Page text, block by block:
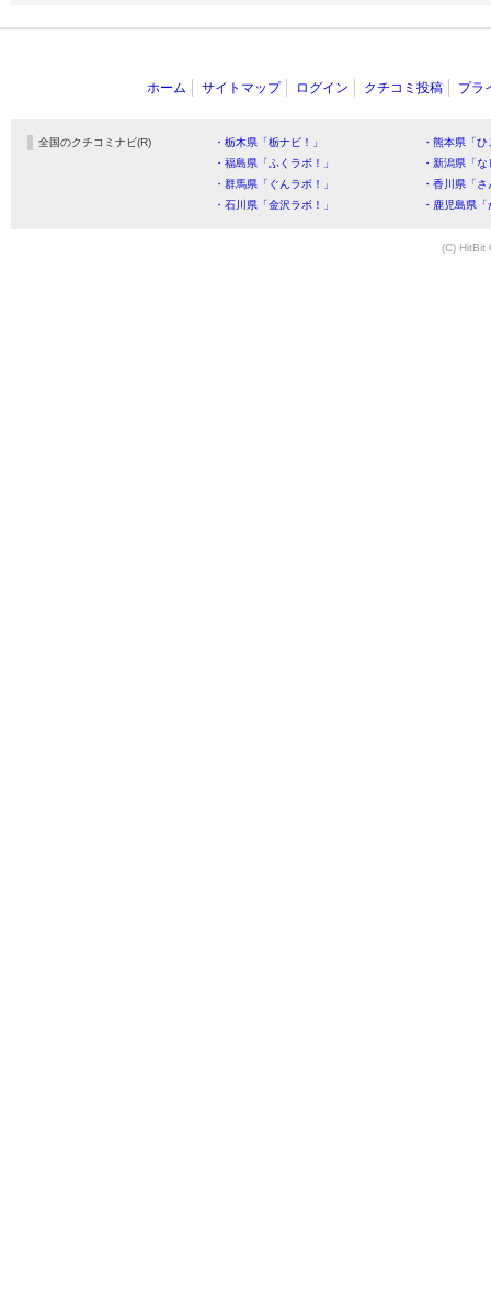
ホーム サイトマップ ログイン クチコミ投稿 プラ
全国のクチコミナビ(R) ・栃木県「栃ナビ！」
・熊本県「
・福島県「ふくラボ！」
・新潟県「
・群馬県「ぐんラボ！」
・香川県「
・石川県「金沢ラボ！」
・鹿児島県
(C) HitBit